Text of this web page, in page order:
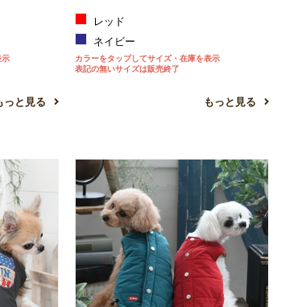
示
っと見る
レッド
ネイビー
カラーをタップしてサイズ・在庫を表示
表記の無いサイズは販売終了
もっと見る